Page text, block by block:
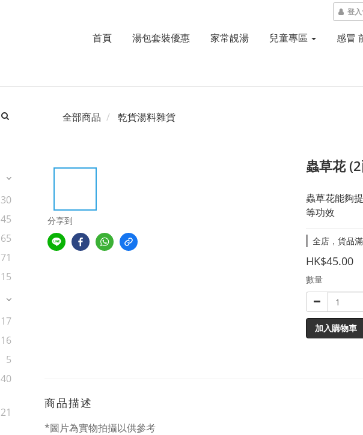
登
首頁 湯包套裝優惠 家常靚湯 兒童專區 感冒
30
45
65
71
15
17
16
5
40
21
全部商品 乾貨湯料雜貨
分享到
蟲草花
蟲草花能夠
等功效
全店，貨品
HK$45.00
數量
加入購物車
商品描述
*圖片為實物拍攝以供參考